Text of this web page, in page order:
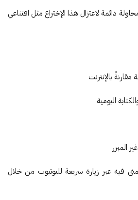
دائمة لاعتزال هذا الإختراع مثل اقتناعي
فيه عبر زيارة سريعة لليوتيوب من خلال